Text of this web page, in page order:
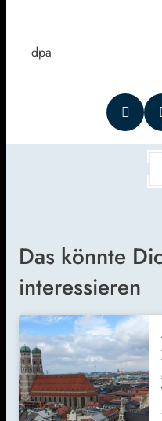
dpa
Das könnte
interessieren